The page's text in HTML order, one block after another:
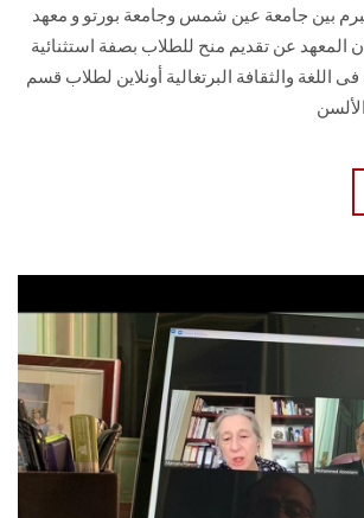
بين جامعة عين شمس وجامعة بورتو و معهد
المعهد عن تقديم منح للطلاب بصفة استثنائية
والثقافة البرتغالية أونلاين لطلاب قسم
الألسن